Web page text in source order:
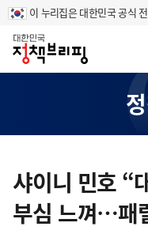
이 누리집은 대한민국 공식
홈
츠
영
샤이니 민호 “
부심 느껴…패